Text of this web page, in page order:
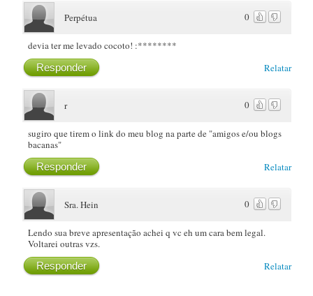
0
Perpétua
devia ter me levado cocoto! :********
Relatar
Responder
0
r
sugiro que tirem o link do meu blog na parte de "amigos e/ou blogs
bacanas"
Relatar
Responder
0
Sra. Hein
Lendo sua breve apresentação achei q vc eh um cara bem legal.
Voltarei outras vzs.
Relatar
Responder